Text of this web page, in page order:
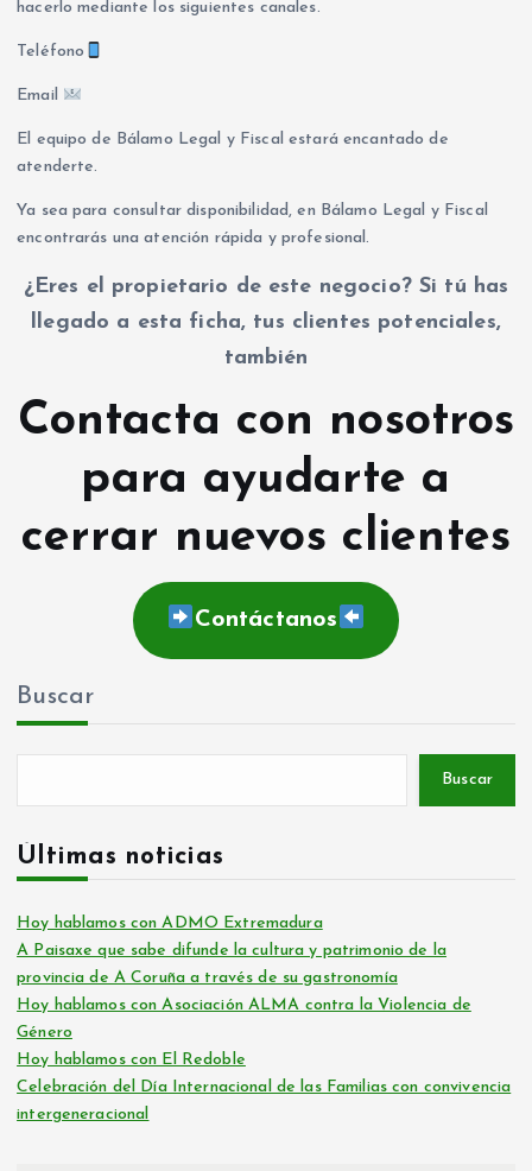
hacerlo mediante los siguientes canales.
Teléfono
Email
El equipo de Bálamo Legal y Fiscal estará encantado de
atenderte.
Ya sea para consultar disponibilidad, en Bálamo Legal y Fiscal
encontrarás una atención rápida y profesional.
¿Eres el propietario de este negocio? Si tú has
llegado a esta ficha, tus clientes potenciales,
también
Contacta con nosotros
para ayudarte a
cerrar nuevos clientes
Contáctanos
Buscar
Buscar
Últimas noticias
Hoy hablamos con ADMO Extremadura
A Paisaxe que sabe difunde la cultura y patrimonio de la
provincia de A Coruña a través de su gastronomía
Hoy hablamos con Asociación ALMA contra la Violencia de
Género
Hoy hablamos con El Redoble
Celebración del Día Internacional de las Familias con convivencia
intergeneracional